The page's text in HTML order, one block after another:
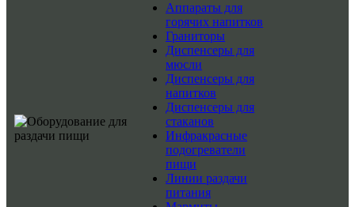
Аппараты для
горячих напитков
Граниторы
Диспенсеры для
мюсли
Диспенсеры для
напитков
Диспенсеры для
стаканов
Инфракрасные
подогреватели
пищи
Линии раздачи
питания